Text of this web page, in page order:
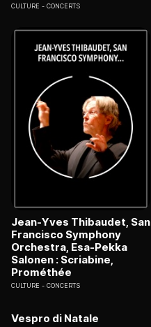
CULTURE CONCERTS
Jean-Yves Thibaudet, San
Francisco Symphony
Orchestra, Esa-Pekka
Salonen : Scriabine,
Prométhée
CULTURE CONCERTS
Vespro di Natale